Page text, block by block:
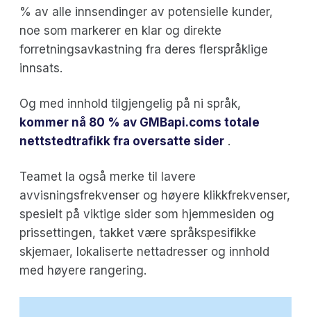
% av alle innsendinger av potensielle kunder,
noe som markerer en klar og direkte
forretningsavkastning fra deres flerspråklige
innsats.
Og med innhold tilgjengelig på ni språk,
kommer nå 80 % av GMBapi.coms totale
nettstedtrafikk fra oversatte sider .
Teamet la også merke til lavere
avvisningsfrekvenser og høyere klikkfrekvenser,
spesielt på viktige sider som hjemmesiden og
prissettingen, takket være språkspesifikke
skjemaer, lokaliserte nettadresser og innhold
med høyere rangering.